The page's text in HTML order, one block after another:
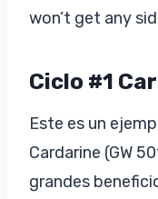
won’t get any
Ciclo #1
Este es un
Cardarine (GW
grandes